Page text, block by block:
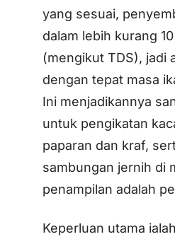
yang sesuai,
dalam lebih kurang
(mengikut TDS), jadi
dengan tepat masa
Ini menjadikannya
untuk pengikatan
paparan dan kraf,
sambungan jernih di
penampilan adalah
Keperluan utama